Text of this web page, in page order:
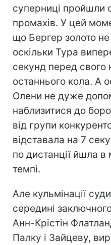
суперниці пройшли
промахів. У цей
що Бергер золото
оскільки Тура
секунд перед свого
останнього кола. А
Олени не дуже
наблизитися до
від групи
відставала на 7
по дистанції йшла
темпі.
Але кульмінації
середині
Анн-Крістін
Палку і Зайцеву,